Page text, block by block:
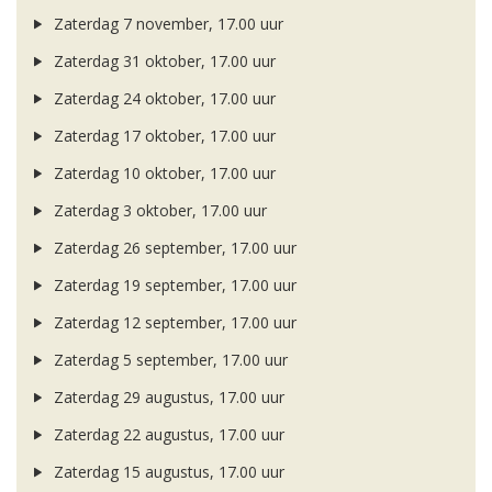
Zaterdag 7 november, 17.00 uur
Zaterdag 31 oktober, 17.00 uur
Zaterdag 24 oktober, 17.00 uur
Zaterdag 17 oktober, 17.00 uur
Zaterdag 10 oktober, 17.00 uur
Zaterdag 3 oktober, 17.00 uur
Zaterdag 26 september, 17.00 uur
Zaterdag 19 september, 17.00 uur
Zaterdag 12 september, 17.00 uur
Zaterdag 5 september, 17.00 uur
Zaterdag 29 augustus, 17.00 uur
Zaterdag 22 augustus, 17.00 uur
Zaterdag 15 augustus, 17.00 uur